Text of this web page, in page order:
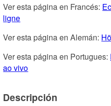
Ver esta página en Francés:
ligne
Ver esta página en Alemán:
Ver esta página en Portugues:
ao vivo
Descripción